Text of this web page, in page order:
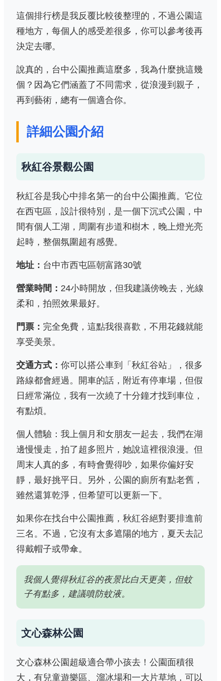
這個排行榜是我反覆比較後整理的，不過公園這
種地方，每個人的感受差很多，你可以參考後再
決定去哪。
說真的，台中公園推薦這麼多，我為什麼挑這幾
個？因為它們涵蓋了不同需求，從浪漫到親子，
再到藝術，總有一個適合你。
詳細公園介紹
秋紅谷景觀公園
秋紅谷是我心中排名第一的台中公園推薦。它位
在西屯區，設計很特別，是一個下沉式公園，中
間有個人工湖，周圍有步道和樹木，晚上燈光亮
起時，整個氛圍超有感覺。
地址： 台中市西屯區朝富路30號
營業時間： 24小時開放，但我建議傍晚去，光線
柔和，拍照效果最好。
門票： 完全免費，這點我很喜歡，不用花錢就能
享受美景。
交通方式： 你可以搭公車到「秋紅谷站」，很多
路線都會經過。開車的話，附近有停車場，但假
日經常滿位，我有一次繞了十分鐘才找到車位，
有點煩。
個人體驗：我上個月和女朋友一起去，我們在湖
邊慢慢走，拍了超多照片，她說這裡很浪漫。但
周末人真的多，有時會覺得吵，如果你偏好安
靜，最好挑平日。另外，公園的廁所有點老舊，
雖然還算乾淨，但希望可以更新一下。
如果你在找台中公園推薦，秋紅谷絕對要排進前
三名。不過，它沒有太多遮陽的地方，夏天去記
得戴帽子或帶傘。
我個人覺得秋紅谷的夜景比白天更美，但蚊
子有點多，建議噴防蚊液。
文心森林公園
文心森林公園超級適合帶小孩去！公園面積很
大，有兒童遊樂區、溜冰場和一大片草地，可以